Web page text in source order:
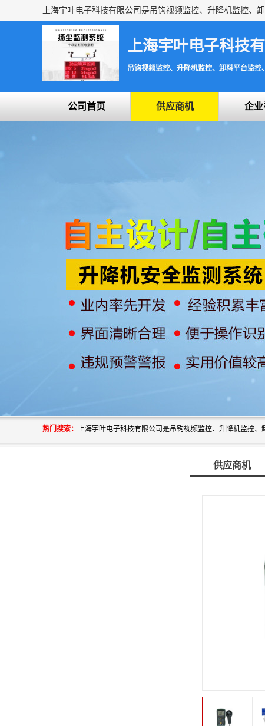
上海宇叶电子科技
吊钩视频监控、升降机监控、卸料平台监控
公司首页 供应商机 企业
热门搜索：
供应商机